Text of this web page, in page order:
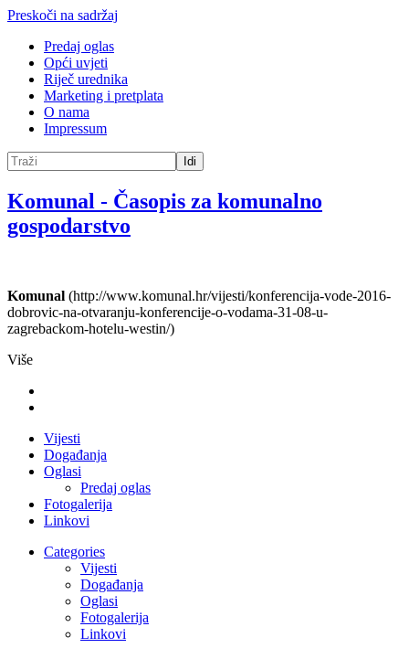
Preskoči na sadržaj
Predaj oglas
Opći uvjeti
Riječ urednika
Marketing i pretplata
O nama
Impressum
Idi
Komunal - Časopis za komunalno
gospodarstvo
Komunal (http://www.komunal.hr/vijesti/konferencija-vode-2016-
dobrovic-na-otvaranju-konferencije-o-vodama-31-08-u-
zagrebackom-hotelu-westin/)
Više
Vijesti
Događanja
Oglasi
Predaj oglas
Fotogalerija
Linkovi
Categories
Vijesti
Događanja
Oglasi
Fotogalerija
Linkovi